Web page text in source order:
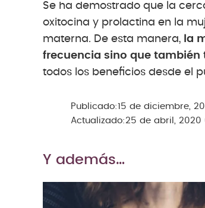
Se ha demostrado que la
oxitocina y prolactina en la
materna. De esta manera, la
frecuencia sino que también
todos los beneficios desde el
Publicado:15 de diciembre,
Actualizado:25 de abril, 2020
Y además…